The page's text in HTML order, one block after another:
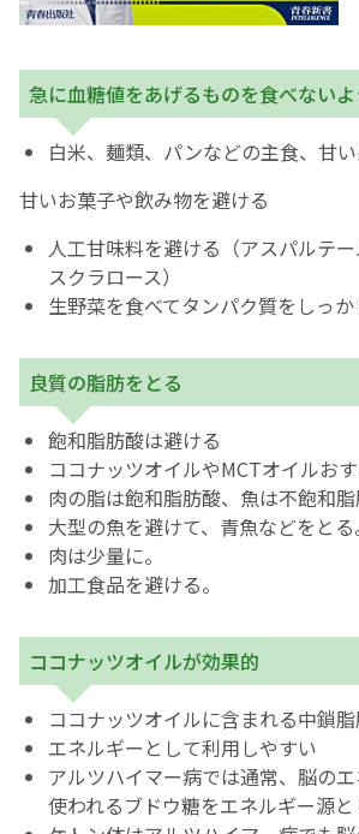
急に血糖値をあげるものを食べない
白米、麺類、パンなどの主食、甘い
甘いお菓子や飲み物を避ける
人工甘味料を避ける（アスパルテー
スクラロース）
生野菜を食べてタンパク質をしっか
良質の脂肪をとる
飽和脂肪酸は避ける
ココナッツオイルやMCTオイルお
肉の脂は飽和脂肪酸、魚は不飽和
大型の魚を避けて、青魚などをとる
肉は少量に。
加工食品を避ける。
ココナッツオイルが効果的
ココナッツオイルに含まれる中鎖
エネルギーとして利用しやすい
アルツハイマー病では通常、脳の
使われるブドウ糖をエネルギー源と